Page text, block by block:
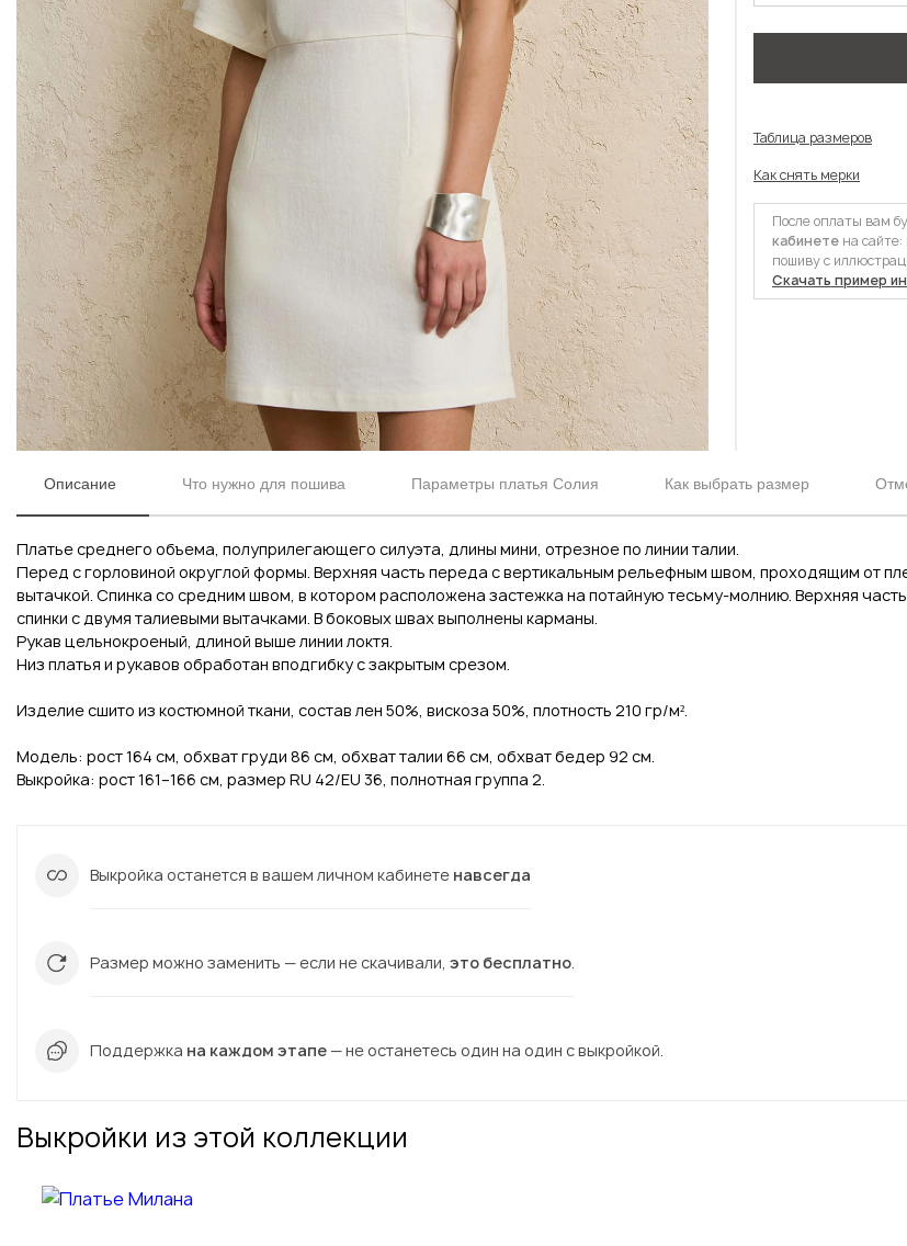
Таблица размеров
Как снять мерки
После оплаты вам
кабинете на
пошиву с
Скачать пример
Описание Что нужно для пошива Параметры платья Солия Как выбрать размер
Платье среднего объема, полуприлегающего силуэта, длины мини, отрезное по линии талии.
Перед с горловиной округлой формы. Верхняя часть переда с вертикальным рельефным швом, проходящим от
вытачкой. Спинка со средним швом, в котором расположена застежка на потайную тесьму-молнию. Верхняя
спинки с двумя талиевыми вытачками. В боковых швах выполнены карманы.
Рукав цельнокроеный, длиной выше линии локтя.
Низ платья и рукавов обработан вподгибку с закрытым срезом.
Изделие сшито из костюмной ткани, состав лен 50%, вискоза 50%, плотность 210 гр/м².
Модель: рост 164 см, обхват груди 86 см, обхват талии 66 см, обхват бедер 92 см.
Выкройка: рост 161–166 см, размер RU 42/EU 36, полнотная группа 2.
Вконтакте Инстаграм
Выкройка останется в вашем личном кабинете навсегда
Размер можно заменить — если не скачивали, это бесплатно
Поддержка на каждом этапе — не останетесь один на один с выкройкой.
Выкройки из этой коллекции